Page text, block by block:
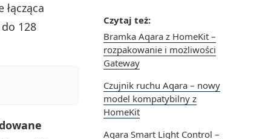
Czytaj też:
Bramka Aqara z HomeKit –
rozpakowanie i możliwości
Gateway
Czujnik ruchu Aqara – nowy
model kompatybilny z
HomeKit
Aqara Smart Light Control –
128